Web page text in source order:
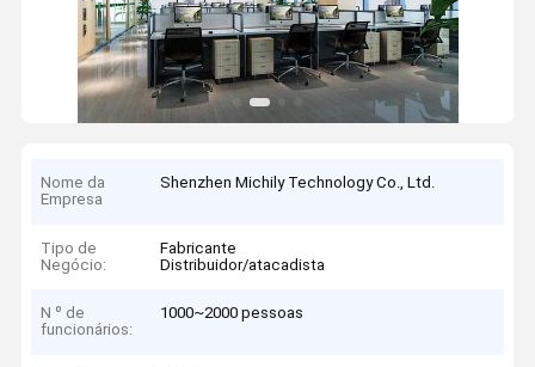
Nome da
Empresa
Shenzhen Michily Technology Co., Ltd.
Tipo de
Negócio:
Fabricante
Distribuidor/atacadista
N º de
funcionários:
1000~2000 pessoas